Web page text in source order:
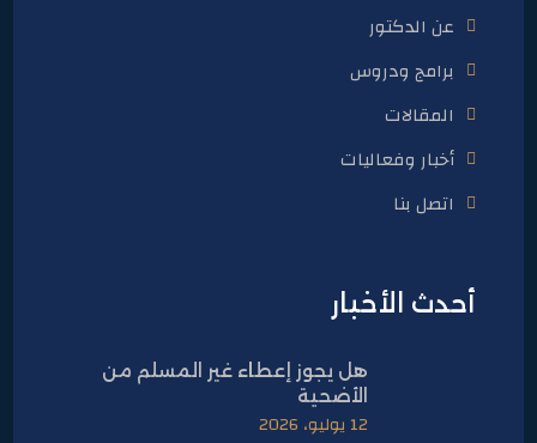
عن الدكتور
برامج ودروس
المقالات
أخبار وفعاليات
اتصل بنا
أحدث الأخبار
هل يجوز إعطاء غير المسلم من
الأضحية
12 يوليو، 2026